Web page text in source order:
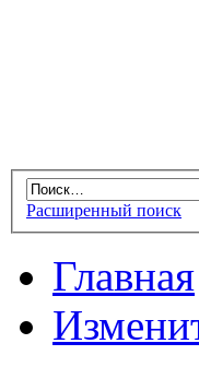
Расширенный поиск
Главная